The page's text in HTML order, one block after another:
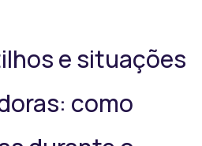
e situações
como